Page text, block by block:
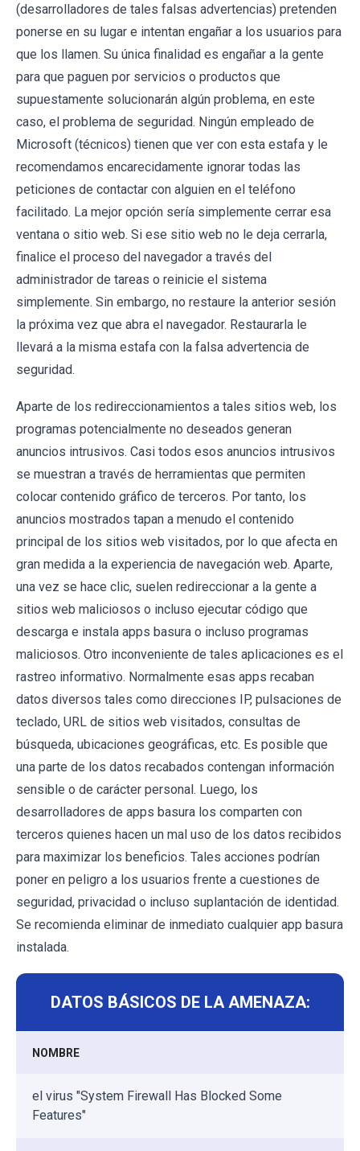
(desarrolladores de tales falsas advertencias) pretenden
ponerse en su lugar e intentan engañar a los usuarios para
que los llamen. Su única finalidad es engañar a la gente
para que paguen por servicios o productos que
supuestamente solucionarán algún problema, en este
caso, el problema de seguridad. Ningún empleado de
Microsoft (técnicos) tienen que ver con esta estafa y le
recomendamos encarecidamente ignorar todas las
peticiones de contactar con alguien en el teléfono
facilitado. La mejor opción sería simplemente cerrar esa
ventana o sitio web. Si ese sitio web no le deja cerrarla,
finalice el proceso del navegador a través del
administrador de tareas o reinicie el sistema
simplemente. Sin embargo, no restaure la anterior sesión
la próxima vez que abra el navegador. Restaurarla le
llevará a la misma estafa con la falsa advertencia de
seguridad.
Aparte de los redireccionamientos a tales sitios web, los
programas potencialmente no deseados generan
anuncios intrusivos. Casi todos esos anuncios intrusivos
se muestran a través de herramientas que permiten
colocar contenido gráfico de terceros. Por tanto, los
anuncios mostrados tapan a menudo el contenido
principal de los sitios web visitados, por lo que afecta en
gran medida a la experiencia de navegación web. Aparte,
una vez se hace clic, suelen redireccionar a la gente a
sitios web maliciosos o incluso ejecutar código que
descarga e instala apps basura o incluso programas
maliciosos. Otro inconveniente de tales aplicaciones es el
rastreo informativo. Normalmente esas apps recaban
datos diversos tales como direcciones IP, pulsaciones de
teclado, URL de sitios web visitados, consultas de
búsqueda, ubicaciones geográficas, etc. Es posible que
una parte de los datos recabados contengan información
sensible o de carácter personal. Luego, los
desarrolladores de apps basura los comparten con
terceros quienes hacen un mal uso de los datos recibidos
para maximizar los beneficios. Tales acciones podrían
poner en peligro a los usuarios frente a cuestiones de
seguridad, privacidad o incluso suplantación de identidad.
Se recomienda eliminar de inmediato cualquier app basura
instalada.
DATOS BÁSICOS DE LA AMENAZA:
NOMBRE
el virus "System Firewall Has Blocked Some
Features"